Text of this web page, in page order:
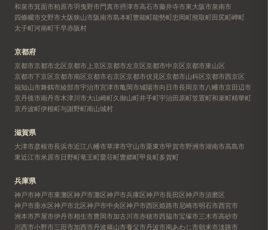
和泉市箕面市柏原市羽曳野市門真市摂津市高石市藤井寺市東大阪市泉南市
四條畷市交野市大阪狭山市阪南市島本町豊能町能勢町忠岡町熊取町田尻町岬町
太子町河南町千早赤阪村
京都府
京都市京都市北区京都市上京区京都市左京区京都市中京区京都市東山区
京都市下京区京都市南区京都市右京区京都市伏見区京都市山科区京都市西京区
福知山市舞鶴市綾部市宇治市宮津市亀岡市城陽市向日市長岡京市八幡市京田辺市
京丹後市南丹市木津川市大山崎町久御山町井手町宇治田原町笠置町和束町精華町
京丹波町伊根町与謝野町南山城村
滋賀県
大津市彦根市長浜市近江八幡市草津市守山市栗東市甲賀市野洲市湖南市高島市
東近江市米原市日野町竜王町愛荘町豊郷町甲良町多賀町
兵庫県
神戸市神戸市東灘区神戸市灘区神戸市兵庫区神戸市長田区神戸市須磨区
神戸市垂水区神戸市北区神戸市中央区神戸市西区姫路市尼崎市明石市西宮市
洲本市芦屋市伊丹市相生市豊岡市加古川市赤穂市西脇市宝塚市三木市高砂市
川西市小野市三田市加西市丹波篠山市養父市丹波市南あわじ市朝来市淡路市